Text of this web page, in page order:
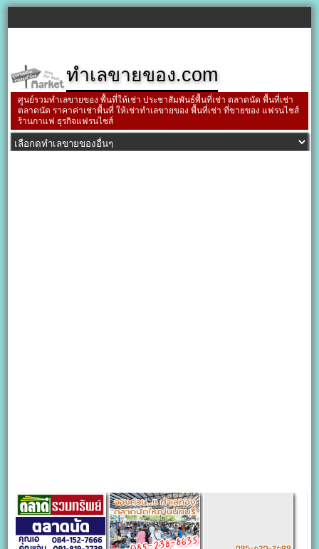
ทำเลขายของ.com
ศูนย์รวมทำเลขายของ พื้นที่ให้เช่า ประชาสัมพันธ์พื้นที่เช่า ตลาดนัด พื้นที่เช่า
ตลาดนัด ราคาค่าเช่าพื้นที่ ให้เช่าทำเลขายของ พื้นที่เช่า ที่ขายของ แฟรนไชส์
ร้านกาแฟ ธุรกิจแฟรนไชส์